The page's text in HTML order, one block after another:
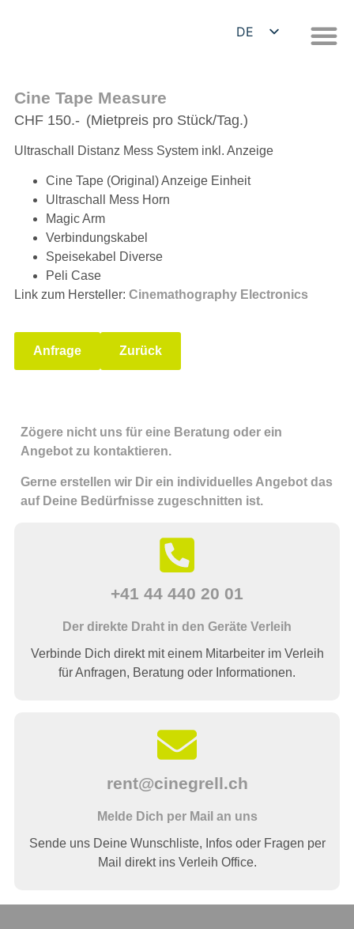
DE
Cine Tape Measure
CHF 150.- (Mietpreis pro Stück/Tag.)
Ultraschall Distanz Mess System inkl. Anzeige
Cine Tape (Original) Anzeige Einheit
Ultraschall Mess Horn
Magic Arm
Verbindungskabel
Speisekabel Diverse
Peli Case
Link zum Hersteller: Cinemathography Electronics
Anfrage Zurück
Zögere nicht uns für eine Beratung oder ein
Angebot zu kontaktieren.
Gerne erstellen wir Dir ein individuelles Angebot das
auf Deine Bedürfnisse zugeschnitten ist.
+41 44 440 20 01
Der direkte Draht in den Geräte Verleih
Verbinde Dich direkt mit einem Mitarbeiter im Verleih
für Anfragen, Beratung oder Informationen.
rent@cinegrell.ch
Melde Dich per Mail an uns
Sende uns Deine Wunschliste, Infos oder Fragen per
Mail direkt ins Verleih Office.